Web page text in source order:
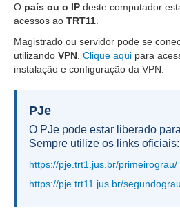
Aprendizagem
Comitê de Incentivo à
no âmbito do TRT-11
Comitê de Prevenção e
Comitê Gestor do Plano de
no Âmbito do TRT11
Grupo Operacional do Centro
Comitê de Equidade de Raça,
O país ou o IP deste computador
acessos ao TRT11.
Magistrado ou servidor pode se
utilizando VPN. Clique aqui para
instalação e configuração da VPN.
PJe
O PJe pode estar liberado
Sempre utilize os links oficiais:
https://pje.trt1.jus.br/primeirograu/
https://pje.trt11.jus.br/